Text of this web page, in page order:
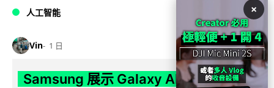
人工智能
Vin 1 日
Samsung 展示 Galaxy AI 新方向 未來
×